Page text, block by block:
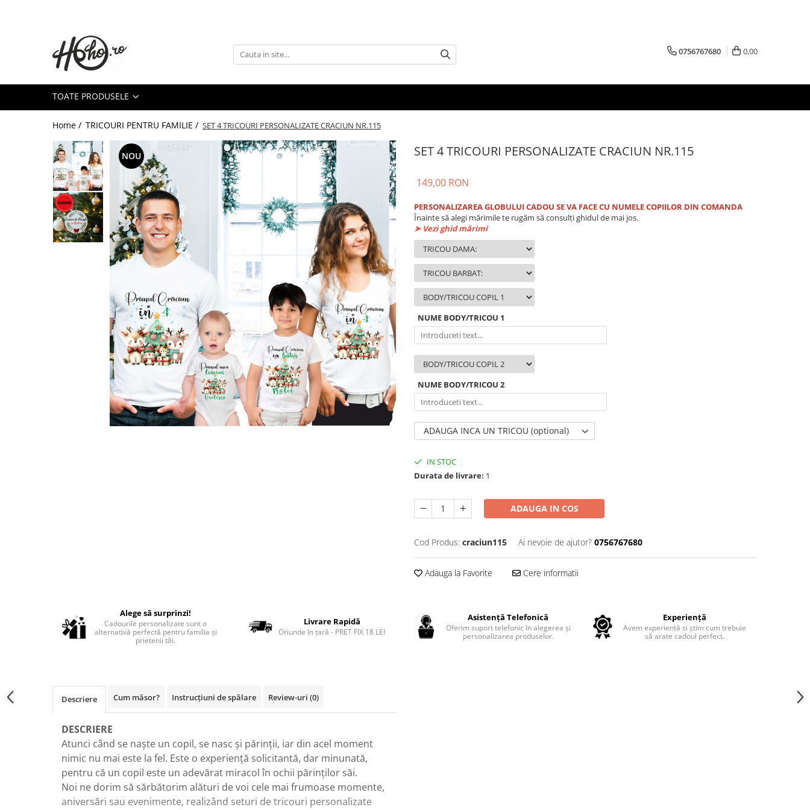
Toate Produsele
TRICOURI CRACIUN
SET 3 PIESE
TRICOURI CRACIUN - NASI
TRICOURI CUPLU
TRICOURI FEMEI
SET CUPLU
TRICOURI CUPLU CRACIUN
TRICOURI CUPLU CRACIUN
TRICOURI PARINTI + COPIL
TRICOURI FAMILIE CRACIUN
TRICOURI FAMILIE PERSONALIZATE
BODY/ TRICOU COPII
BODY/TRICOURI PERSONALIZATE
0756767680 0,00
TOATE PRODUSELE
Home / TRICOURI PENTRU FAMILIE / SET 4 TRICOURI PERSONALIZATE CRACIUN NR.115
SET 4 TRICOURI PERSONALIZATE CRACIUN NR.115
NOU
149,00 RON
PERSONALIZAREA GLOBULUI CADOU SE VA FACE CU NUMELE COPIILOR DIN COMANDA
Înainte să alegi mărimile te rugăm să consulți ghidul de mai jos.
➤ Vezi ghid mărimi
NUME BODY/TRICOU 1
NUME BODY/TRICOU 2
ADAUGA INCA UN TRICOU (optional)
IN STOC
Durata de livrare: 1
ADAUGA IN COS
Cod Produs: craciun115 Ai nevoie de ajutor? 0756767680
Adauga la Favorite Cere informatii
Alege să surprinzi!
Cadourile personalizate sunt o
alternativă perfectă pentru familia și
prietenii tăi.
Livrare Rapidă
Oriunde în țară - PRET FIX 18 LEI
Asistență Telefonică
Oferim suport telefonic în alegerea și
personalizarea produselor.
Experiență
Avem experientă si știm cum trebuie
să arate cadoul perfect.
Descriere Cum măsor? Instrucțiuni de spălare Review-uri (0)
DESCRIERE
Atunci când se naște un copil, se nasc și părinții, iar din acel moment
nimic nu mai este la fel. Este o experiență solicitantă, dar minunată,
pentru că un copil este un adevărat miracol în ochii părinților săi.
Noi ne dorim să sărbătorim alături de voi cele mai frumoase momente,
aniversări sau evenimente, realizând seturi de tricouri personalizate